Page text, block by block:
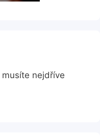
nejdříve